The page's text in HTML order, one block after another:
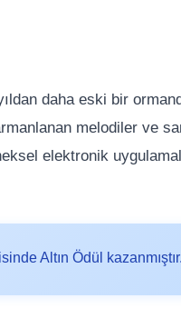
daha eski bir
melodiler ve
elektronik
Altın Ödül kazanmıştır.